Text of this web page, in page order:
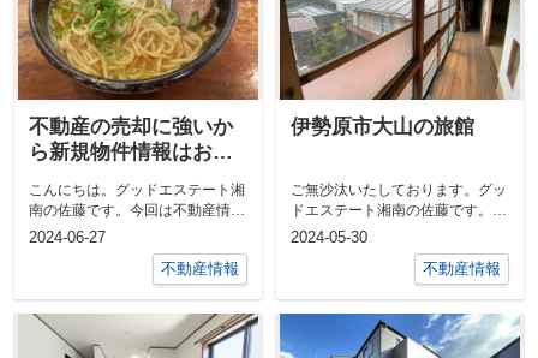
不動産の売却に強いか
ら新規物件情報はお任
こんにちは。グッドエステート湘
南の佐藤です。今回は不動産情報
を掲載いたします。5月6月にて御
2024-06-27
不動産情報
伊勢原市大山の旅館
ご無沙汰いたしております。グッ
ドエステート湘南の佐藤です。今
回は物件情報となります。新しく
2024-05-30
不動産情報